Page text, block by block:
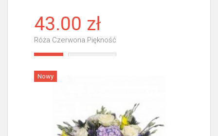
43.00 zł
Róża Czerwona Piękność
Nowy